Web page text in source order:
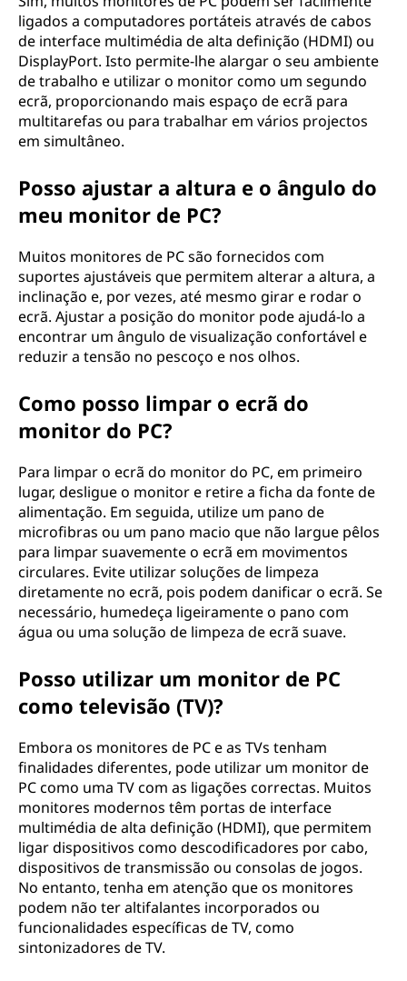
ligados a computadores portáteis através de cabos
de interface multimédia de alta definição (HDMI) ou
DisplayPort. Isto permite-lhe alargar o seu ambiente
de trabalho e utilizar o monitor como um segundo
ecrã, proporcionando mais espaço de ecrã para
multitarefas ou para trabalhar em vários projectos
em simultâneo.
Posso ajustar a altura e o ângulo do
meu monitor de PC?
Muitos monitores de PC são fornecidos com
suportes ajustáveis que permitem alterar a altura, a
inclinação e, por vezes, até mesmo girar e rodar o
ecrã. Ajustar a posição do monitor pode ajudá-lo a
encontrar um ângulo de visualização confortável e
reduzir a tensão no pescoço e nos olhos.
Como posso limpar o ecrã do
monitor do PC?
Para limpar o ecrã do monitor do PC, em primeiro
lugar, desligue o monitor e retire a ficha da fonte de
alimentação. Em seguida, utilize um pano de
microfibras ou um pano macio que não largue pêlos
para limpar suavemente o ecrã em movimentos
circulares. Evite utilizar soluções de limpeza
diretamente no ecrã, pois podem danificar o ecrã. Se
necessário, humedeça ligeiramente o pano com
água ou uma solução de limpeza de ecrã suave.
Posso utilizar um monitor de PC
como televisão (TV)?
Embora os monitores de PC e as TVs tenham
finalidades diferentes, pode utilizar um monitor de
PC como uma TV com as ligações correctas. Muitos
monitores modernos têm portas de interface
multimédia de alta definição (HDMI), que permitem
ligar dispositivos como descodificadores por cabo,
dispositivos de transmissão ou consolas de jogos.
No entanto, tenha em atenção que os monitores
podem não ter altifalantes incorporados ou
funcionalidades específicas de TV, como
sintonizadores de TV.